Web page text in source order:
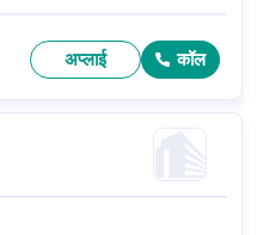
अप्लाई कॉल